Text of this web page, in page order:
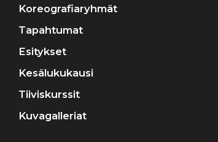
Koreografiaryhmät
Tapahtumat
Esitykset
Kesälukukausi
Tiiviskurssit
Kuvagalleriat